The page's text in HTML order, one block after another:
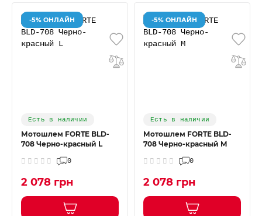
-5% ОНЛАЙН
Есть в наличии
Мотошлем FORTE BLD-
708 Черно-красный L
0
2 078 грн
-5% ОНЛАЙН
Есть в наличии
Мотошлем FORTE BLD-
708 Черно-красный M
0
2 078 грн